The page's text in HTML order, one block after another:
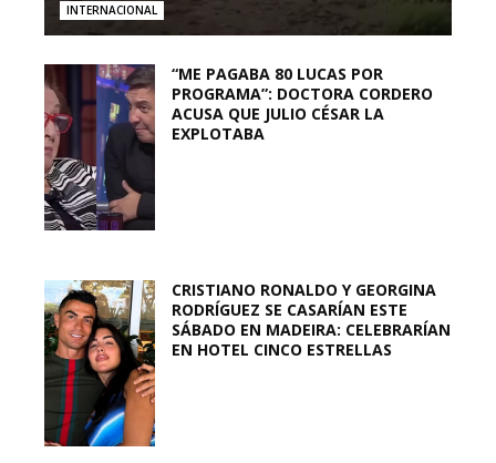
INTERNACIONAL
“ME PAGABA 80 LUCAS POR
PROGRAMA”: DOCTORA CORDERO
ACUSA QUE JULIO CÉSAR LA
EXPLOTABA
CRISTIANO RONALDO Y GEORGINA
RODRÍGUEZ SE CASARÍAN ESTE
SÁBADO EN MADEIRA: CELEBRARÍAN
EN HOTEL CINCO ESTRELLAS